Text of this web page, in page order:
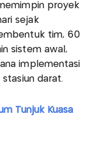
proyek
sejak
tim, 60
sistem awal,
implementasi
darat.
Tunjuk Kuasa